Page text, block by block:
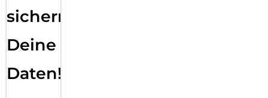
sichern
Deine
Daten!